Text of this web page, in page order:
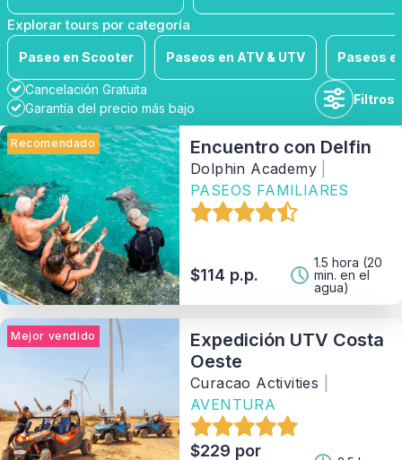
Explorar tours por categoría
Paseo en Scooter Paseos en ATV & UTV Paseos
Cancelación Gratuita
Garantía del precio más bajo
Filtros
Duración
Disponibilidad
Tipo
Recomendado Encuentro con Delfin
Dolphin Academy
PASEOS FAMILIARES
$114 p.p.
1.5 hora (20
min. en el
agua)
Mejor vendido
Expedición UTV Costa
Oeste
Curacao Activities
AVENTURA
$229 por